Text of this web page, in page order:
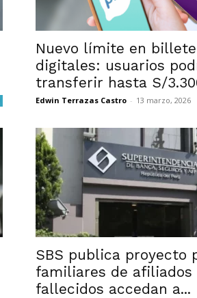
Nuevo límite en
digitales: usuarios
transferir hasta S/
Edwin Terrazas Castro - 13 marzo, 2026
SBS publica proyecto
familiares de afiliados
fallecidos accedan a...